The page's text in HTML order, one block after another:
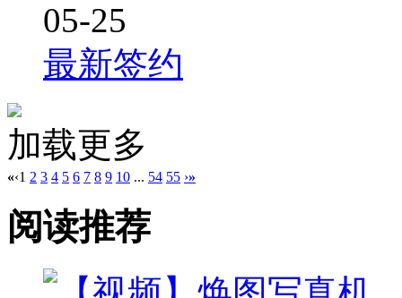
05-25
最新签约
加载更多
«‹1 2 3 4 5 6 7 8 9 10 ... 54 55 ›»
阅读推荐